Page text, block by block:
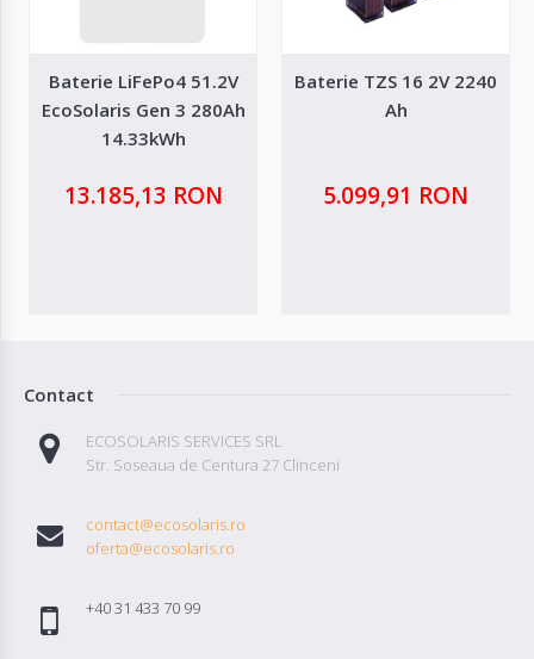
Baterie LiFePo4 51.2V
EcoSolaris Gen 3 280Ah
14.33kWh
13.185,13 RON
Baterie TZS 16 2V 2240
Ah
5.099,91 RON
Contact
ECOSOLARIS SERVICES SRL
Str. Soseaua de Centura 27 Clinceni
contact@ecosolaris.ro
oferta@ecosolaris.ro
+40 31 433 70 99